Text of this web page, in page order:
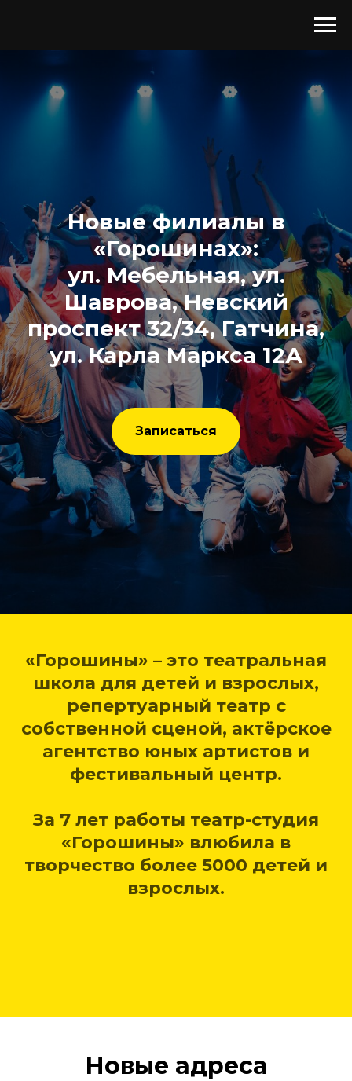
Новые филиалы в
«Горошинах»:
ул. Мебельная, ул.
Шаврова, Невский
проспект 32/34, Гатчина,
ул. Карла Маркса 12А
Записаться
«Горошины» – это театральная
школа для детей и взрослых,
репертуарный театр с
собственной сценой, актёрское
агентство юных артистов и
фестивальный центр.
За 7 лет работы театр-студия
«Горошины» влюбила в
творчество более 5000 детей и
взрослых.
Новые адреса